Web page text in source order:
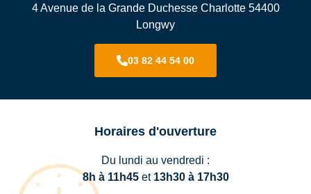
4 Avenue de la Grande Duchesse Charlotte 54400
Longwy
03 82 44 54 00
Horaires d'ouverture
Du lundi au vendredi :
8h à 11h45et 13h30 à 17h30